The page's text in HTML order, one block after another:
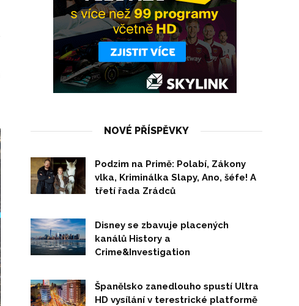
NOVÉ PŘÍSPĚVKY
Podzim na Primě: Polabí, Zákony
vlka, Kriminálka Slapy, Ano, šéfe! A
třetí řada Zrádců
Disney se zbavuje placených
kanálů History a
Crime&Investigation
Španělsko zanedlouho spustí Ultra
HD vysílání v terestrické platformě